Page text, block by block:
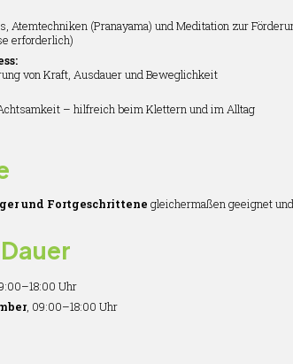
Atemtechniken (Pranayama) und Meditation zur
erforderlich)
von Kraft, Ausdauer und Beweglichkeit
– hilfreich beim Klettern und im Alltag
und Fortgeschrittene gleichermaßen geeignet
Uhr
, 09:00–18:00 Uhr